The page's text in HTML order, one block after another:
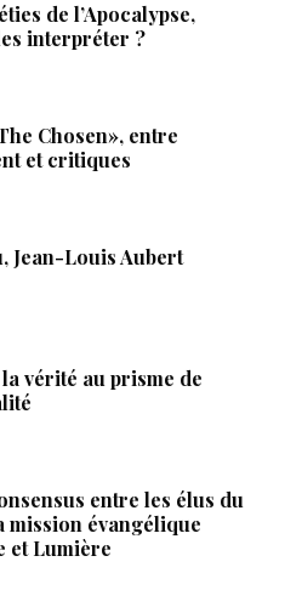
de l’Apocalypse,
interpréter ?
Chosen», entre
et critiques
Jean-Louis Aubert
vérité au prisme de
entre les élus du
mission évangélique
et Lumière